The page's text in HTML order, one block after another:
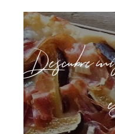
Descubre